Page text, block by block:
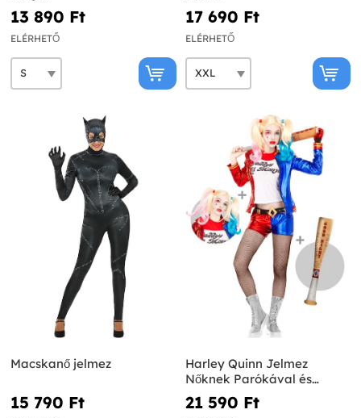
13 890 Ft‎
ELÉRHETŐ
17 690 Ft‎
ELÉRHETŐ
Macskanő jelmez
15 790 Ft‎
Harley Quinn Jelmez
Nőknek Parókával és
Felfújható Denevérrel -
Öngyilkos osztag
21 590 Ft‎